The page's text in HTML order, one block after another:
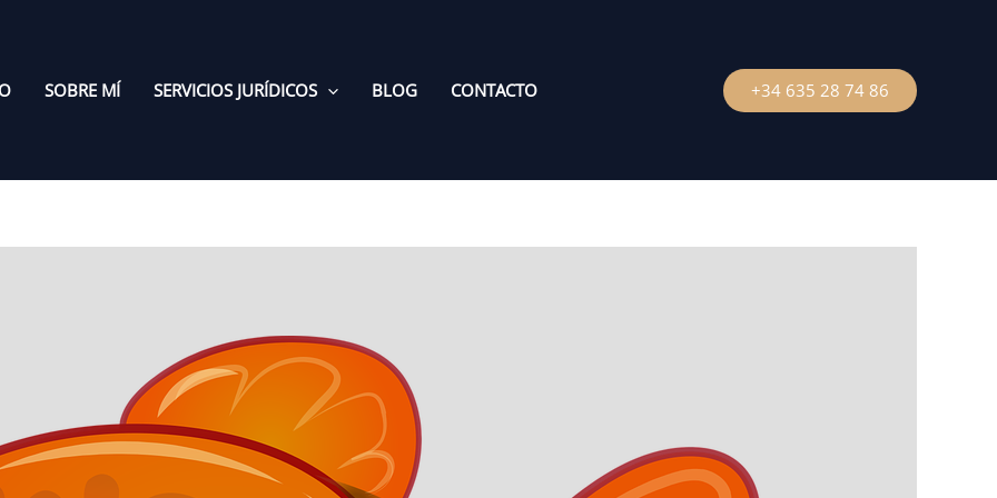
SOBRE MÍ SERVICIOS JURÍDICOS BLOG CONTACTO +34 635 28 74 86